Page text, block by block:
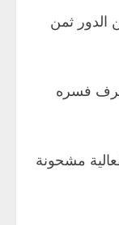
من الشوط الإضافي الثاني ضمن الدور ثمن
فسره
مشحونة